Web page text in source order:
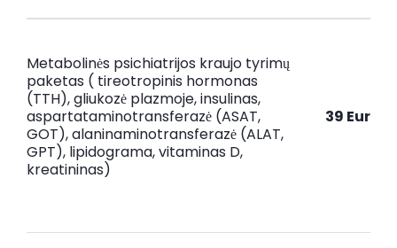
Metabolinės psichiatrijos kraujo tyrimų
paketas ( tireotropinis hormonas
(TTH), gliukozė plazmoje, insulinas,
aspartataminotransferazė (ASAT,
GOT), alaninaminotransferazė (ALAT,
GPT), lipidograma, vitaminas D,
kreatininas)
39 Eur